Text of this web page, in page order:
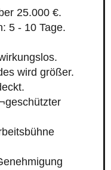
25.000 €.
5 - 10 Tage.
wird größer.